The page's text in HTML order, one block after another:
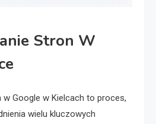
Stron W
Google w Kielcach to proces,
wielu kluczowych